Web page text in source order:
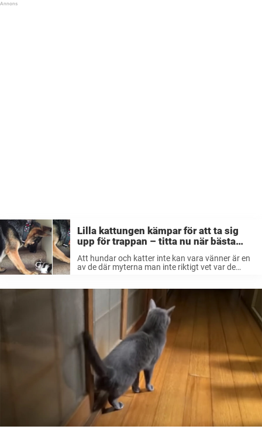
Lilla kattungen kämpar för att ta sig
upp för trappan – titta nu när bästa
Att hundar och katter inte kan vara vänner är en
av de där myterna man inte riktigt vet var de
tillsammans vet ...